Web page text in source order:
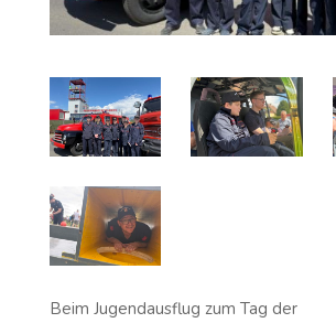
Beim Jugendausflug zum Tag der